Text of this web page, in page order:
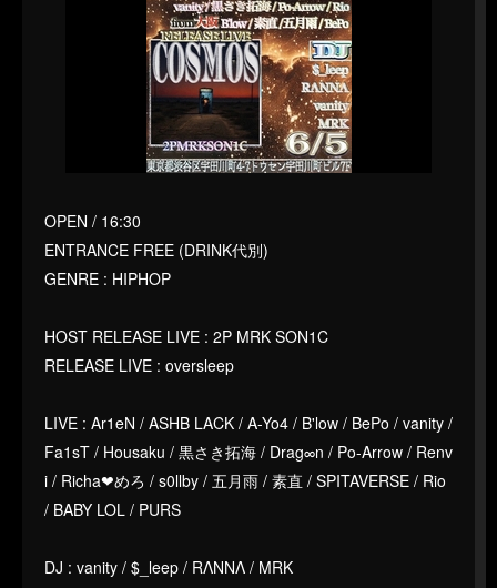
OPEN / 16:30
ENTRANCE FREE (DRINK代別)
GENRE : HIPHOP
HOST RELEASE LIVE : 2P MRK SON1C
RELEASE LIVE : oversleep
LIVE : Ar1eN / ASHB LACK / A-Yo4 / B'low / BePo / vanity /
Fa1sT / Housaku / 黒さき拓海 / Drag∞n / Po-Arrow / Renv
i / Richa❤︎めろ / s0llby / 五月雨 / 素直 / SPITAVERSE / Rio
/ BABY LOL / PURS
DJ : vanity / $_leep / RΛNNΛ / MRK